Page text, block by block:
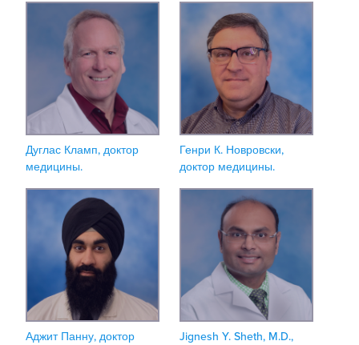
Дуглас Кламп, доктор
медицины.
Генри К. Новровски,
доктор медицины.
Аджит Панну, доктор
Jignesh Y. Sheth, M.D.,